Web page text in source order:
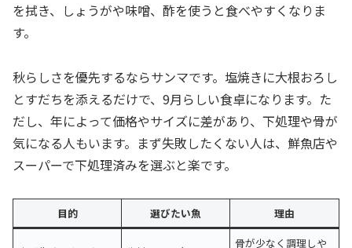
を拭き、しょうがや味噌、酢を使うと食べやすくなりま
す。
秋らしさを優先するならサンマです。塩焼きに大根おろし
とすだちを添えるだけで、9月らしい食卓になります。た
だし、年によって価格やサイズに差があり、下処理や骨が
気になる人もいます。まず失敗したくない人は、鮮魚店や
スーパーで下処理済みを選ぶと楽です。
目的 選びたい魚 理由
骨が少なく調理しや